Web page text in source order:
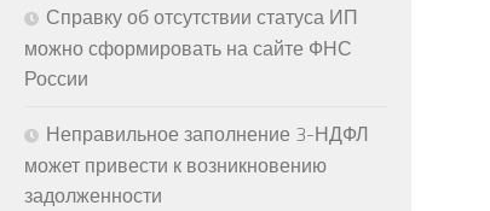
Справку об отсутствии статуса ИП
можно сформировать на сайте ФНС
России
Неправильное заполнение 3-НДФЛ
может привести к возникновению
задолженности